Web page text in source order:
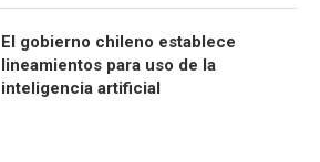
El gobierno chileno establece
lineamientos para uso de la
inteligencia artificial